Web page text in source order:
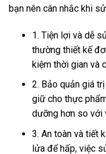
bạn nên cân nhắc khi
1. Tiện lợi và dễ
thường thiết kế
kiệm thời gian và
2. Bảo quản giá
giữ cho thực
dưỡng hơn so với
3. An toàn và tiết
lửa để hấp, việc